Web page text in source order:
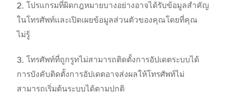
2. โปรแกรมที่ผิดกฎหมายบางอย่างอาจได้รับข้อมูลสำคัญ
ในโทรศัพท์และเปิดเผยข้อมูลส่วนตัวของคุณโดยที่คุณ
ไม่รู้
3. โทรศัพท์ที่ถูกรูทไม่สามารถติดตั้งการอัปเดตระบบได้
การบังคับติดตั้งการอัปเดตอาจส่งผลให้โทรศัพท์ไม่
สามารถเริ่มต้นระบบได้ตามปกติ